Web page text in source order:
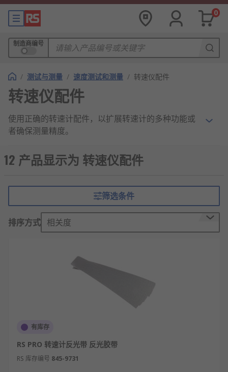
0
制造商编号
/ 测试与测量 / 速度测试和测量 / 转速仪配件
转速仪配件
使用正确的转速计配件，以扩展转速计的多种功能或
者确保测量精度。
备用尖端：与手持式转速计一起使用，用于接
触式测量。所以，磨损后，需要更换橡胶尖
测速轮：执行测量的转速计部件。旋转后，它
可以测量距离，例如，根据其转过的圆周数。
速度传感器：可与数字转速计一起使用，主要
设计用于速度应用。激光脉冲可用于确定物体
为您提供了不同品牌的转速计配件，如
Compact
格、型号的产品供您挑选，从而满足不同的应用场景
欢迎查看和订购RS的转速计配件及相关产品，订购现
货24小时内发货，线上下单满额免运费。
12 产品显示为 转速仪配件
筛选条件
排序方式 相关度
有库存
RS PRO 转速计反光带 反光胶带
RS 库存编号 845-9731